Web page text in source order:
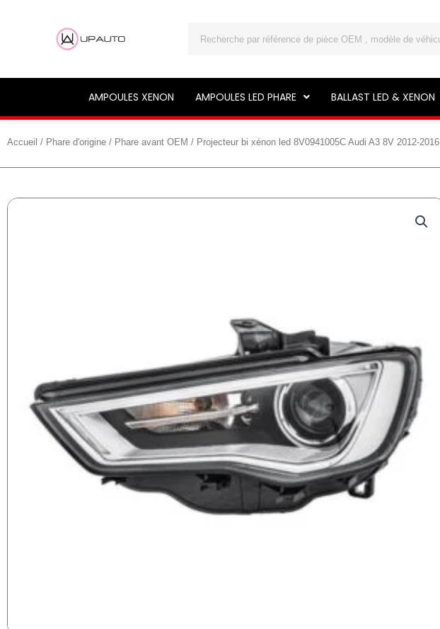
AMPOULES XENON AMPOULES LED PHARE BALLAST LED & XENON
Accueil / Phare d'origine / Phare avant OEM / Projecteur bi xénon led 8V0941005C Audi A3 8V 2012-2016